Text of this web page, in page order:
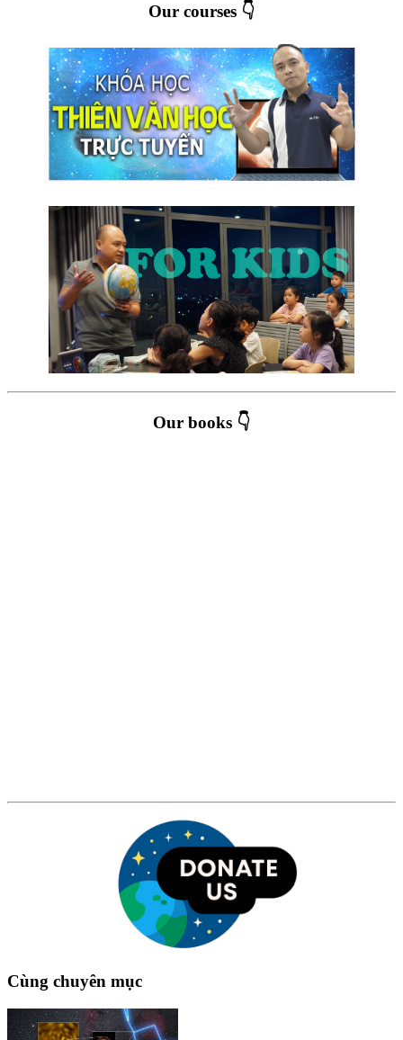
Our courses 👇
Our books 👇
Cùng chuyên mục